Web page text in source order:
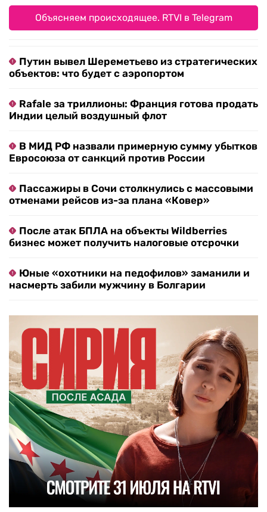
Объясняем происходящее. RTVI в Telegram
Путин вывел Шереметьево из стратегических
объектов: что будет с аэропортом
Rafale за триллионы: Франция готова продать
Индии целый воздушный флот
В МИД РФ назвали примерную сумму убытков
Евросоюза от санкций против России
Пассажиры в Сочи столкнулись с массовыми
отменами рейсов из-за плана «Ковер»
После атак БПЛА на объекты Wildberries
бизнес может получить налоговые отсрочки
Юные «охотники на педофилов» заманили и
насмерть забили мужчину в Болгарии